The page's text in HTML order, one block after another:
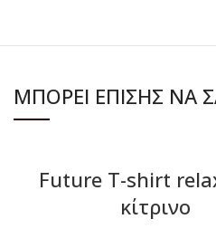
ΜΠΟΡΕΊ ΕΠΊΣΗΣ ΝΑ
Future T-shirt
κίτρινο